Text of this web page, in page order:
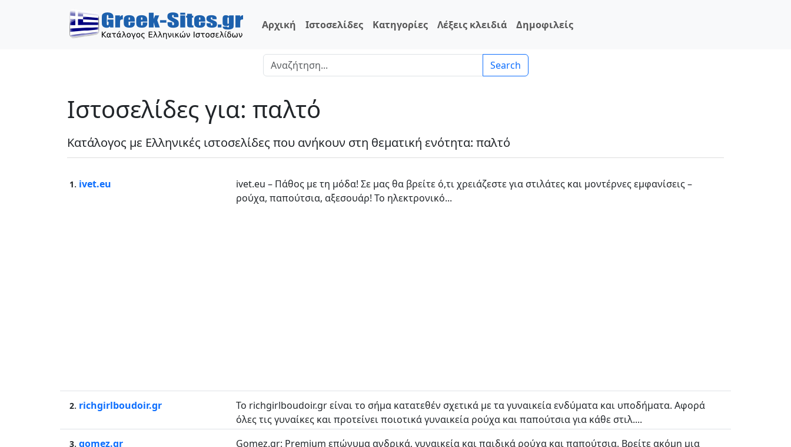
Αρχική Ιστοσελίδες Κατηγορίες Λέξεις κλειδιά Δημοφιλείς
Search
Ιστοσελίδες για: παλτό
Κατάλογος με Ελληνικές ιστοσελίδες που ανήκουν στη θεματική ενότητα: παλτό
1. ivet.eu
ivet.eu – Πάθος με τη μόδα! Σε μας θα βρείτε ό,τι χρειάζεστε για στιλάτες και μοντέρνες εμφανίσεις –
ρούχα, παπούτσια, αξεσουάρ! Το ηλεκτρονικό...
2. richgirlboudoir.gr
Το richgirlboudoir.gr είναι το σήμα κατατεθέν σχετικά με τα γυναικεία ενδύματα και υποδήματα. Αφορά
όλες τις γυναίκες και προτείνει ποιοτικά γυναικεία ρούχα και παπούτσια για κάθε στιλ....
3. gomez.gr
Gomez.gr: Premium επώνυμα ανδρικά, γυναικεία και παιδικά ρούχα και παπούτσια. Βρείτε ακόμη μια